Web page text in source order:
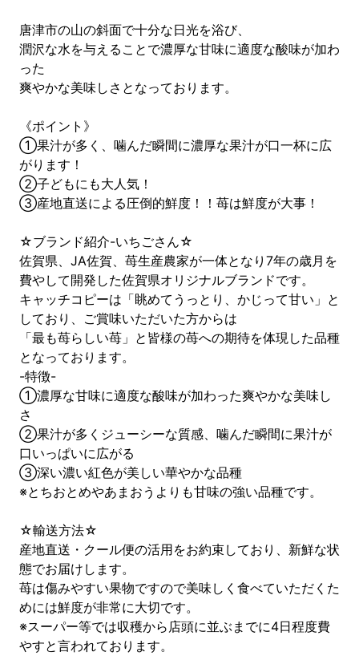
唐津市の山の斜面で十分な日光を浴び、
潤沢な水を与えることで濃厚な甘味に適度な酸味が加わ
った
爽やかな美味しさとなっております。
《ポイント》
①果汁が多く、噛んだ瞬間に濃厚な果汁が口一杯に広
がります！
②子どもにも大人気！
③産地直送による圧倒的鮮度！！苺は鮮度が大事！
☆ブランド紹介-いちごさん☆
佐賀県、JA佐賀、苺生産農家が一体となり7年の歳月を
費やして開発した佐賀県オリジナルブランドです。
キャッチコピーは「眺めてうっとり、かじって甘い」と
しており、ご賞味いただいた方からは
「最も苺らしい苺」と皆様の苺への期待を体現した品種
となっております。
-特徴-
①濃厚な甘味に適度な酸味が加わった爽やかな美味し
さ
②果汁が多くジューシーな質感、噛んだ瞬間に果汁が
口いっぱいに広がる
③深い濃い紅色が美しい華やかな品種
※とちおとめやあまおうよりも甘味の強い品種です。
☆輸送方法☆
産地直送・クール便の活用をお約束しており、新鮮な状
態でお届けします。
苺は傷みやすい果物ですので美味しく食べていただくた
めには鮮度が非常に大切です。
※スーパー等では収穫から店頭に並ぶまでに4日程度費
やすと言われております。